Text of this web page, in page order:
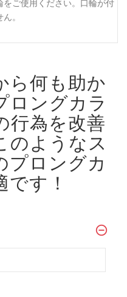
ご使用ください。口輪が付
。
ら何も助か
ロングカラ
行為を改善
のようなス
プロングカ
です！